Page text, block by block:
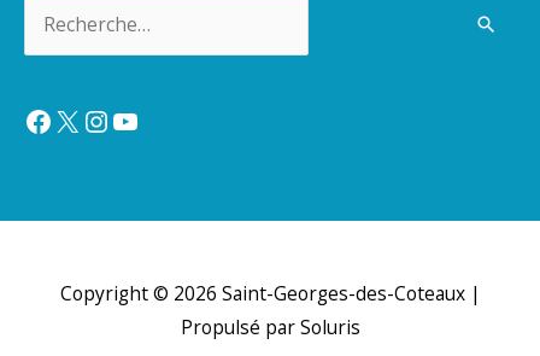
Facebook
X Instagram
YouTube
Copyright © 2026 Saint-Georges-des-Coteaux|
Propulsé par Soluris